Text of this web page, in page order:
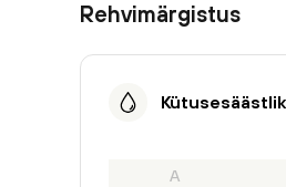
Rehvimärgistus
A